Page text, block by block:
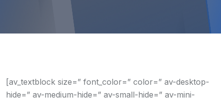
[av_textblock size=” font_color=” color=” av-desktop-
hide=” av-medium-hide=” av-small-hide=” av-mini-